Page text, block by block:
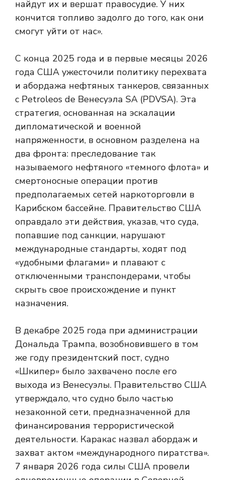
найдут их и вершат правосудие. У них
кончится топливо задолго до того, как они
смогут уйти от нас».
С конца 2025 года и в первые месяцы 2026
года США ужесточили политику перехвата
и абордажа нефтяных танкеров, связанных
с Petroleos de Венесуэла SA (PDVSA). Эта
стратегия, основанная на эскалации
дипломатической и военной
напряженности, в основном разделена на
два фронта: преследование так
называемого нефтяного «темного флота» и
смертоносные операции против
предполагаемых сетей наркоторговли в
Карибском бассейне. Правительство США
оправдало эти действия, указав, что суда,
попавшие под санкции, нарушают
международные стандарты, ходят под
«удобными флагами» и плавают с
отключенными транспондерами, чтобы
скрыть свое происхождение и пункт
назначения.
В декабре 2025 года при администрации
Дональда Трампа, возобновившего в том
же году президентский пост, судно
«Шкипер» было захвачено после его
выхода из Венесуэлы. Правительство США
утверждало, что судно было частью
незаконной сети, предназначенной для
финансирования террористической
деятельности. Каракас назвал абордаж и
захват актом «международного пиратства».
7 января 2026 года силы США провели